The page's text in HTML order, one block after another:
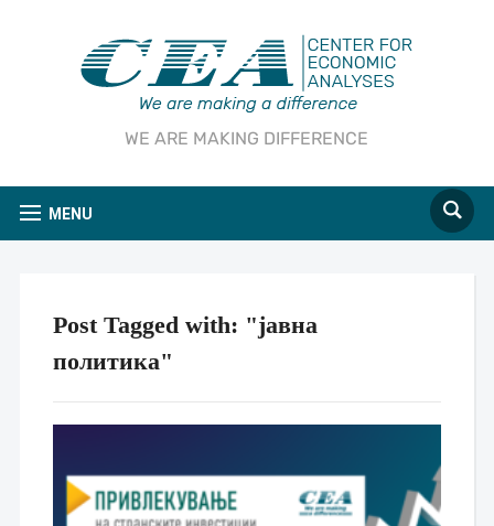
WE ARE MAKING DIFFERENCE
MENU
Post Tagged with: "јавна
политика"